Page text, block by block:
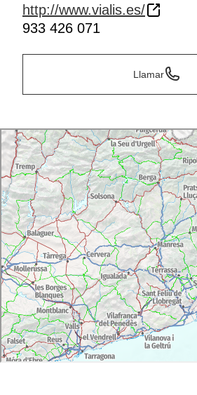
http://www.vialis.es/
933 426 071
Llamar